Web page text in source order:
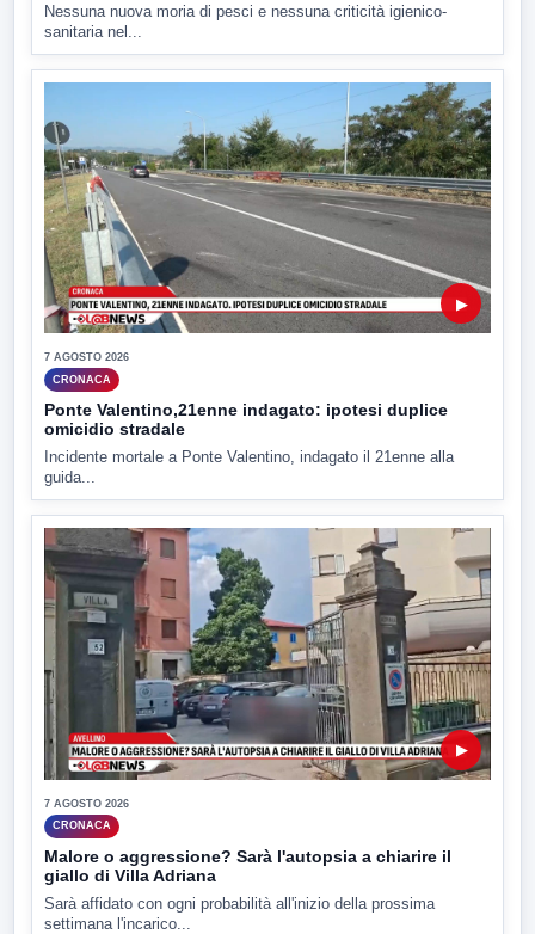
Nessuna nuova moria di pesci e nessuna criticità igienico-
sanitaria nel...
▶
7 AGOSTO 2026
CRONACA
Ponte Valentino,21enne indagato: ipotesi duplice
omicidio stradale
Incidente mortale a Ponte Valentino, indagato il 21enne alla
guida...
▶
7 AGOSTO 2026
CRONACA
Malore o aggressione? Sarà l'autopsia a chiarire il
giallo di Villa Adriana
Sarà affidato con ogni probabilità all'inizio della prossima
settimana l'incarico...